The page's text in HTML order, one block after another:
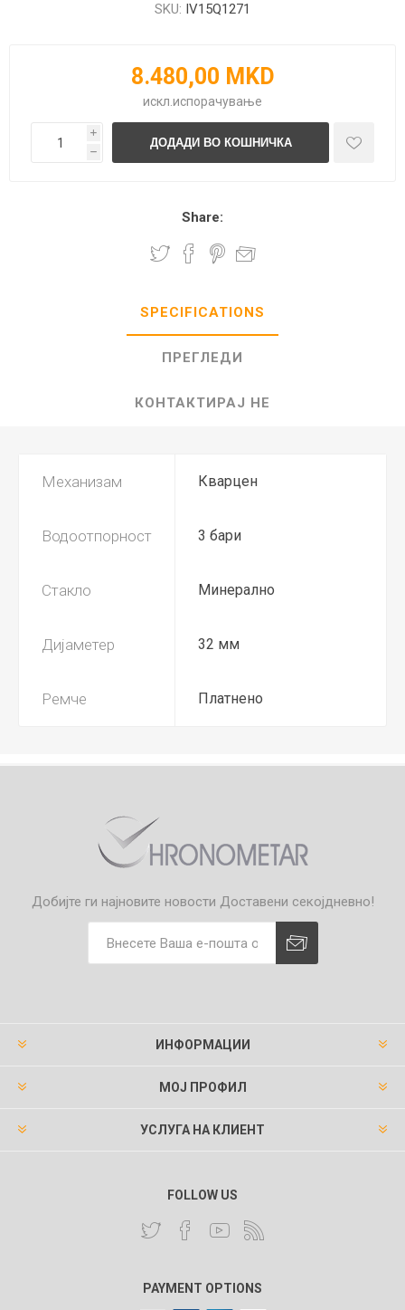
SKU: IV15Q1271
8.480,00 MKD
искл. испорачување
i
h
Share:
SPECIFICATIONS
ПРЕГЛЕДИ
КОНТАКТИРАЈ НЕ
Механизам Кварцен
Водоотпорност 3 бари
Стакло Минерално
Дијаметер 32 мм
Ремче Платнено
Добијте ги најновите новости Доставени секојдневно!
ИНФОРМАЦИИ
МОЈ ПРОФИЛ
УСЛУГА НА КЛИЕНТ
FOLLOW US
PAYMENT OPTIONS